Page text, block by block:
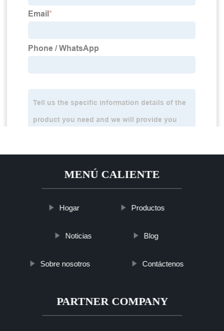
MENÚ CALIENTE
Hogar Productos
Noticias Blog
Sobre nosotros Contáctenos
PARTNER COMPANY